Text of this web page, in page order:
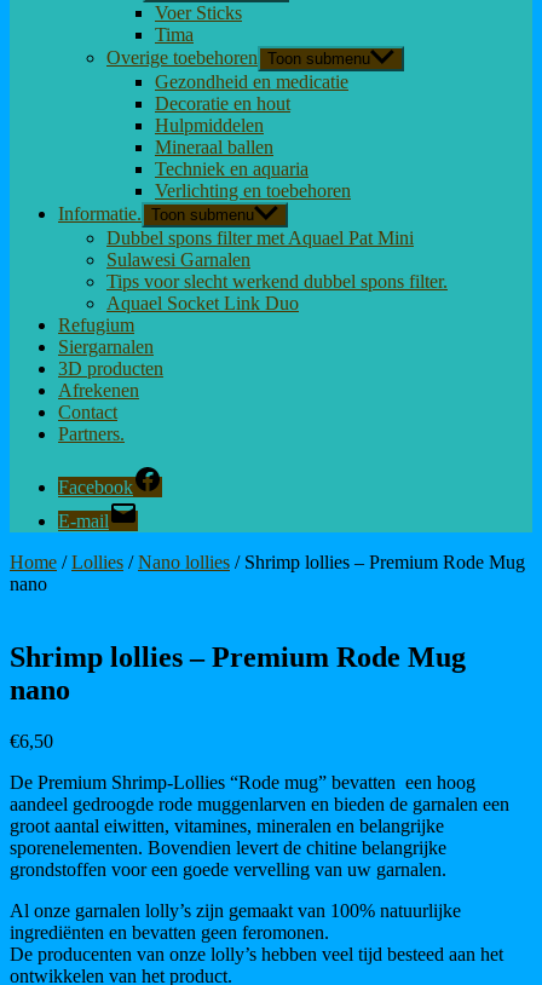
Voer Sticks
Tima
Overige toebehoren Toon submenu
Gezondheid en medicatie
Decoratie en hout
Hulpmiddelen
Mineraal ballen
Techniek en aquaria
Verlichting en toebehoren
Informatie. Toon submenu
Dubbel spons filter met Aquael Pat Mini
Sulawesi Garnalen
Tips voor slecht werkend dubbel spons filter.
Aquael Socket Link Duo
Refugium
Siergarnalen
3D producten
Afrekenen
Contact
Partners.
Facebook
E-mail
Home /Lollies /Nano lollies / Shrimp lollies – Premium Rode Mug
nano
Shrimp lollies – Premium Rode Mug
nano
€6,50
De Premium Shrimp-Lollies “Rode mug” bevatten een hoog
aandeel gedroogde rode muggenlarven en bieden de garnalen een
groot aantal eiwitten, vitamines, mineralen en belangrijke
sporenelementen. Bovendien levert de chitine belangrijke
grondstoffen voor een goede vervelling van uw garnalen.
Al onze garnalen lolly’s zijn gemaakt van 100% natuurlijke
ingrediënten en bevatten geen feromonen.
De producenten van onze lolly’s hebben veel tijd besteed aan het
ontwikkelen van het product.